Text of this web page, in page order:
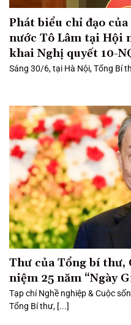
Phát biểu chỉ đạo
nước Tô Lâm tại Hội
khai Nghị quyết 10-
Sáng 30/6, tại Hà Nội, Tổng Bí
Thư của Tổng bí thư,
niệm 25 năm “Ngày
Tạp chí Nghề nghiệp & Cuộc
Tổng Bí thư, [...]